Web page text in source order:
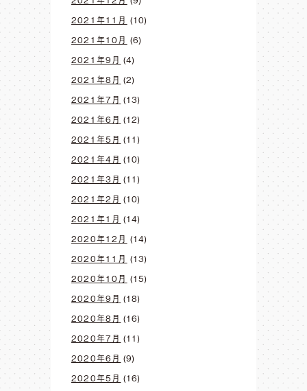
2021年11月 (10)
2021年10月 (6)
2021年9月 (4)
2021年8月 (2)
2021年7月 (13)
2021年6月 (12)
2021年5月 (11)
2021年4月 (10)
2021年3月 (11)
2021年2月 (10)
2021年1月 (14)
2020年12月 (14)
2020年11月 (13)
2020年10月 (15)
2020年9月 (18)
2020年8月 (16)
2020年7月 (11)
2020年6月 (9)
2020年5月 (16)